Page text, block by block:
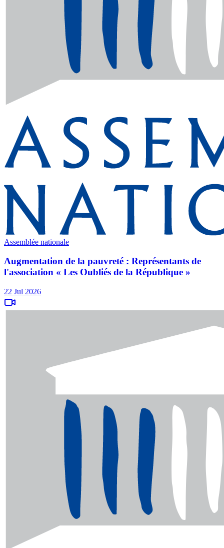
Assemblée nationale
Augmentation de la pauvreté : Représentants de
l'association « Les Oubliés de la République »
22 Jul 2026